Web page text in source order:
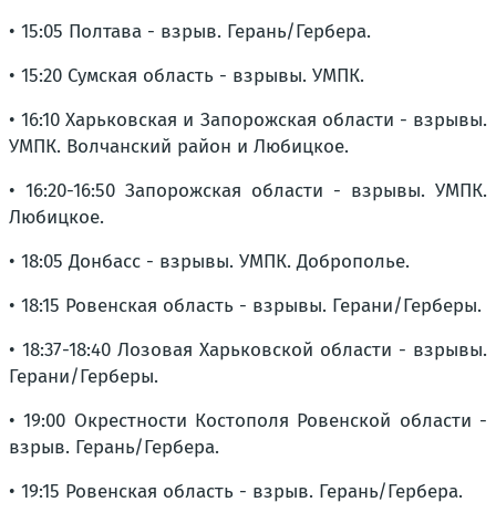
• 15:05 Полтава - взрыв. Герань/Гербера.
• 15:20 Сумская область - взрывы. УМПК.
• 16:10 Харьковская и Запорожская области - взрывы.
УМПК. Волчанский район и Любицкое.
• 16:20-16:50 Запорожская области - взрывы. УМПК.
Любицкое.
• 18:05 Донбасс - взрывы. УМПК. Доброполье.
• 18:15 Ровенская область - взрывы. Герани/Герберы.
• 18:37-18:40 Лозовая Харьковской области - взрывы.
Герани/Герберы.
• 19:00 Окрестности Костополя Ровенской области -
взрыв. Герань/Гербера.
• 19:15 Ровенская область - взрыв. Герань/Гербера.